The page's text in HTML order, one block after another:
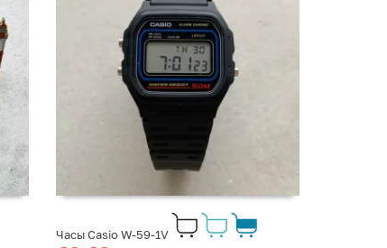
Часы Casio W-59-1V